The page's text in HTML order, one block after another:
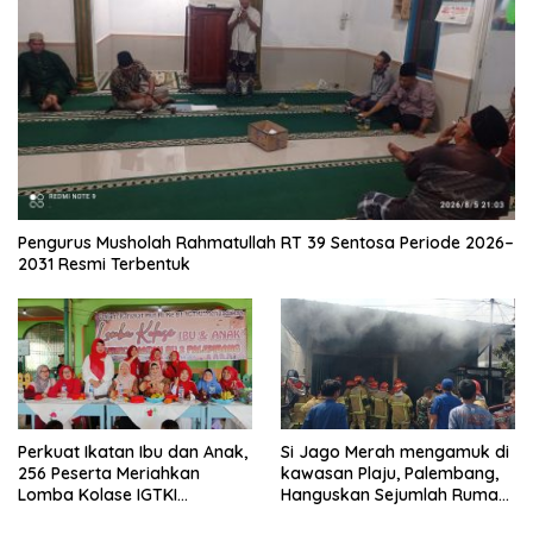
Pengurus Musholah Rahmatullah RT 39 Sentosa Periode 2026–
2031 Resmi Terbentuk
Perkuat Ikatan Ibu dan Anak,
256 Peserta Meriahkan
Lomba Kolase IGTKI
Si Jago Merah mengamuk di
kawasan Plaju, Palembang,
Hanguskan Sejumlah Rumah